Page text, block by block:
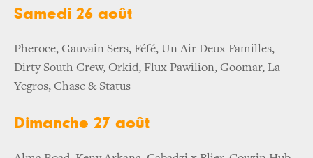
Samedi 26 août
Pheroce, Gauvain Sers, Féfé, Un Air Deux Familles,
Dirty South Crew, Orkid, Flux Pawilion, Goomar, La
Yegros, Chase & Status
Dimanche 27 août